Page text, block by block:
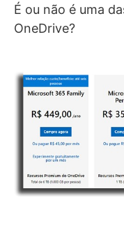
É ou não é uma
OneDrive?